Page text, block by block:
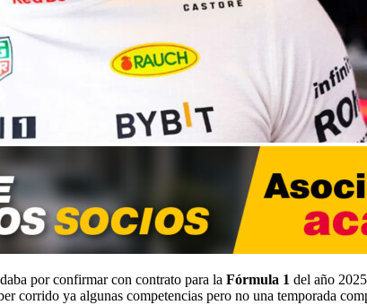
por confirmar con contrato para la Fórmula 1 del año
corrido ya algunas competencias pero no una temporada